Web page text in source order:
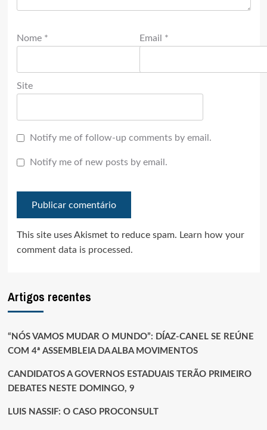
Nome * Email *
Site
Notify me of follow-up comments by email.
Notify me of new posts by email.
This site uses Akismet to reduce spam. Learn how your
comment data is processed.
Artigos recentes
“NÓS VAMOS MUDAR O MUNDO”: DÍAZ-CANEL SE REÚNE
COM 4ª ASSEMBLEIA DA ALBA MOVIMENTOS
CANDIDATOS A GOVERNOS ESTADUAIS TERÃO PRIMEIRO
DEBATES NESTE DOMINGO, 9
LUIS NASSIF: O CASO PROCONSULT